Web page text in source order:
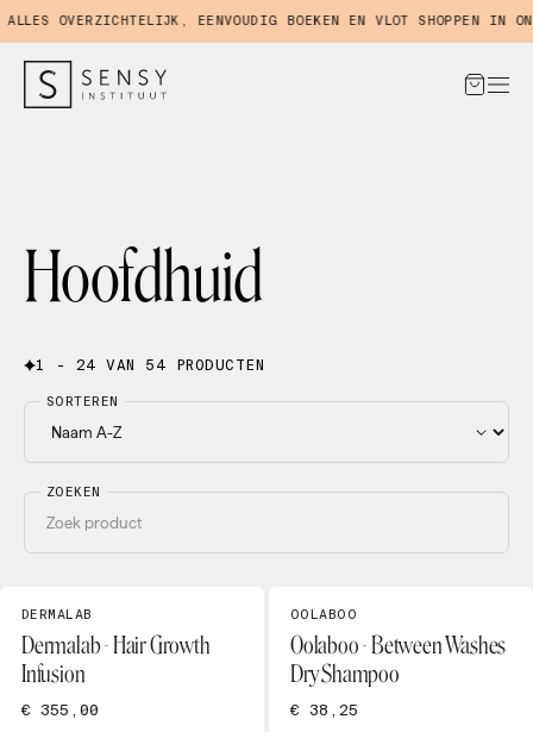
OVERZICHTELIJK, EENVOUDIG BOEKEN EN VLOT SHOPPEN IN ONZE
Hoofdhuid
1 - 24 VAN 54 PRODUCTEN
ZOEKEN
SORTEREN
DERMALAB
Dermalab - Hair Growth
Infusion
€ 355,00
OOLABOO
Oolaboo - Between Washes
Dry Shampoo
€ 38,25